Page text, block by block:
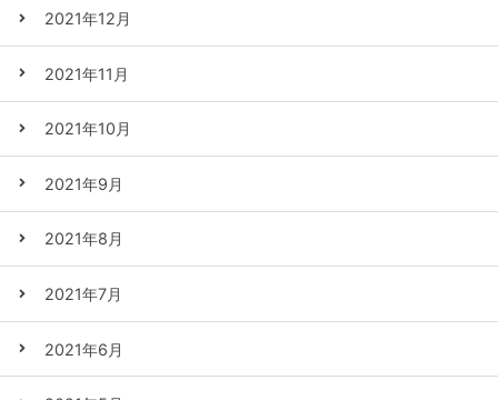
2021年12月
2021年11月
2021年10月
2021年9月
2021年8月
2021年7月
2021年6月